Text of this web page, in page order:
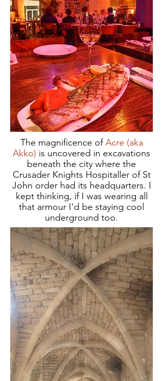
The magnificence of Acre (aka
Akko) is uncovered in excavations
beneath the city where the
Crusader Knights Hospitaller of St
John order had its headquarters. I
kept thinking, if I was wearing all
that armour I'd be staying cool
underground too.